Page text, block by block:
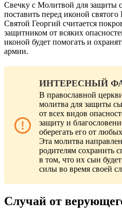
Свечку с Молитвой для защиты
поставить перед иконой
Святой Георгий считается
защитником от всяких
иконой будет помогать и
армии.
ИНТЕРЕСНЫЙ
В православной
молитва для защиты
от всех видов
защиту и
оберегать его от
Эта молитва
родителям сохранить
в том, что их сын
силы во время своей
Случай от